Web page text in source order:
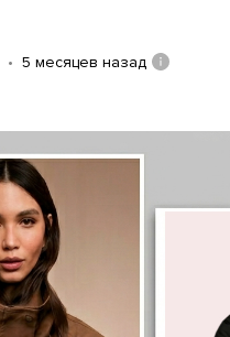
5 месяцев назад